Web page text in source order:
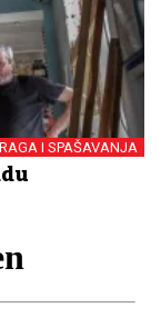
I SPAŠAVANJA